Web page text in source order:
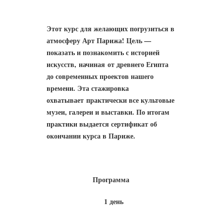
Этот курс для желающих погрузиться в
атмосферу Арт Парижа! Цель —
показать и познакомить с историей
искусств, начиная от древнего Египта
до современных проектов нашего
времени. Эта стажировка
охватывает практически все культовые
музеи, галереи и выставки. По итогам
практики выдается сертификат об
окончании курса в Париже.
Программа
1 день